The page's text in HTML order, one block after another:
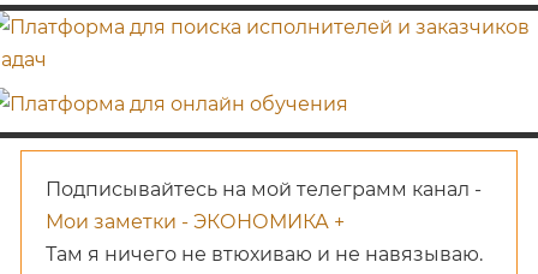
Подписывайтесь на мой телеграмм канал -
Мои заметки - ЭКОНОМИКА +
Там я ничего не втюхиваю и не навязываю.